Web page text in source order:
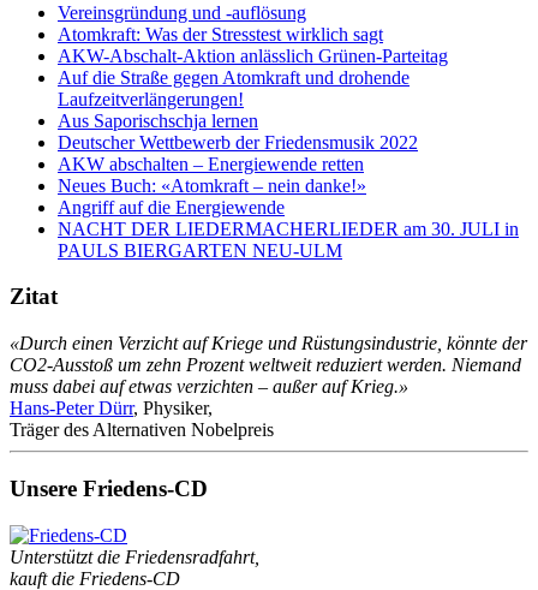
Vereinsgründung und -auflösung
Atomkraft: Was der Stresstest wirklich sagt
AKW-Abschalt-Aktion anlässlich Grünen-Parteitag
Auf die Straße gegen Atomkraft und drohende
Laufzeitverlängerungen!
Aus Saporischschja lernen
Deutscher Wettbewerb der Friedensmusik 2022
AKW abschalten – Energiewende retten
Neues Buch: «Atomkraft – nein danke!»
Angriff auf die Energiewende
NACHT DER LIEDERMACHERLIEDER am 30. JULI in
PAULS BIERGARTEN NEU-ULM
Zitat
«Durch einen Verzicht auf Kriege und Rüstungsindustrie, könnte der
CO2-Ausstoß um zehn Prozent weltweit reduziert werden. Niemand
muss dabei auf etwas verzichten – außer auf Krieg.»
Hans-Peter Dürr, Physiker,
Träger des Alternativen Nobelpreis
Unsere Friedens-CD
Unterstützt die Friedensradfahrt,
kauft die Friedens-CD